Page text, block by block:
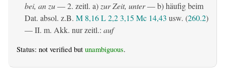
bei, an zu— 2. zeitl. a)zur Zeit, unter— b) häufig beim
Dat. absol. z.B. M 8,16L 2,23,15 Mc 14,43 usw. (260.2)
— II. m. Akk. nur zeitl.: auf
Status: not verified but unambiguous.